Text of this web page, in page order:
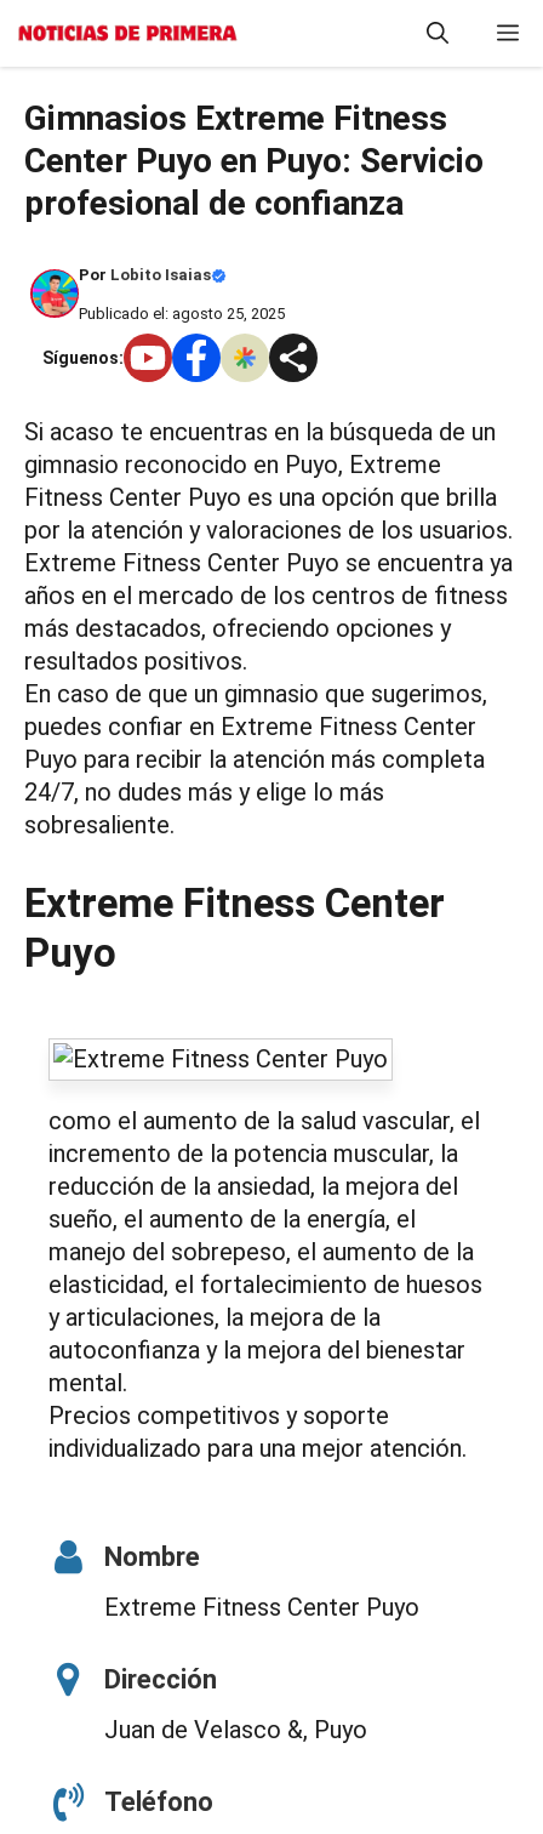
Saltar
Gimnasios Extreme Fitness
Center Puyo en Puyo: Servicio
profesional de confianza
Por Lobito Isaias
Publicado el: agosto 25, 2025
Síguenos:
Si acaso te encuentras en la búsqueda de un
gimnasio reconocido en Puyo, Extreme
Fitness Center Puyo es una opción que brilla
por la atención y valoraciones de los usuarios.
Extreme Fitness Center Puyo se encuentra ya
años en el mercado de los centros de fitness
más destacados, ofreciendo opciones y
resultados positivos.
En caso de que un gimnasio que sugerimos,
puedes confiar en Extreme Fitness Center
Puyo para recibir la atención más completa
24/7, no dudes más y elige lo más
sobresaliente.
Extreme Fitness Center
Puyo
como el aumento de la salud vascular, el
incremento de la potencia muscular, la
reducción de la ansiedad, la mejora del
sueño, el aumento de la energía, el
manejo del sobrepeso, el aumento de la
elasticidad, el fortalecimiento de huesos
y articulaciones, la mejora de la
autoconfianza y la mejora del bienestar
mental.
Precios competitivos y soporte
individualizado para una mejor atención.
Nombre
Extreme Fitness Center Puyo
Dirección
Juan de Velasco &, Puyo
Teléfono